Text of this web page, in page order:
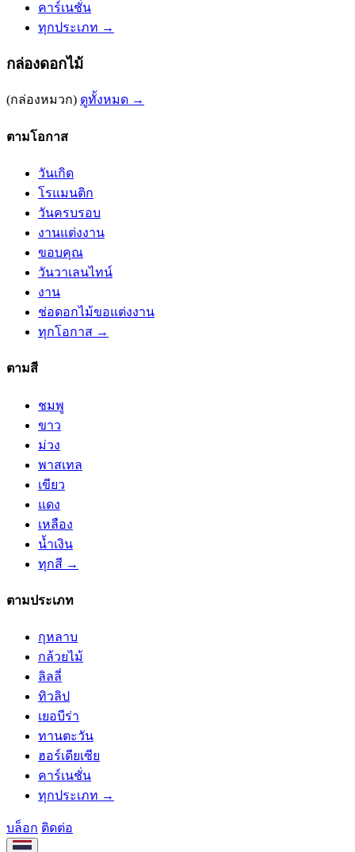
คาร์เนชั่น
ทุกประเภท →
กล่องดอกไม้
(กล่องหมวก) ดูทั้งหมด →
ตามโอกาส
วันเกิด
โรแมนติก
วันครบรอบ
งานแต่งงาน
ขอบคุณ
วันวาเลนไทน์
งาน
ช่อดอกไม้ขอแต่งงาน
ทุกโอกาส →
ตามสี
ชมพู
ขาว
ม่วง
พาสเทล
เขียว
แดง
เหลือง
น้ำเงิน
ทุกสี →
ตามประเภท
กุหลาบ
กล้วยไม้
ลิลลี่
ทิวลิป
เยอบีร่า
ทานตะวัน
ฮอร์เดียเซีย
คาร์เนชั่น
ทุกประเภท →
บล็อก ติดต่อ